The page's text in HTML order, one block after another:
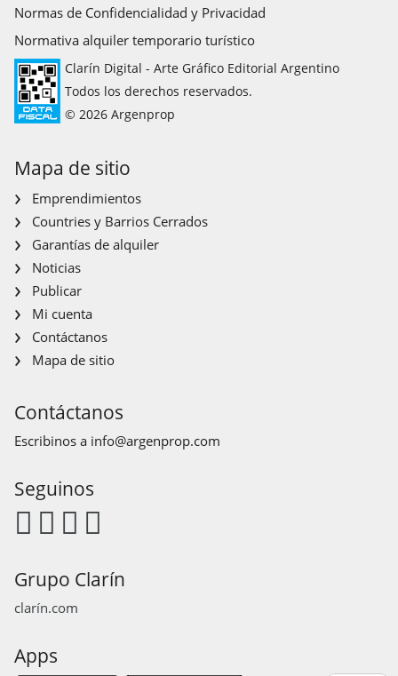
Normas de Confidencialidad y Privacidad
Normativa alquiler temporario turístico
Clarín Digital - Arte Gráfico Editorial Argentino
Todos los derechos reservados.
© 2026 Argenprop
Mapa de sitio
Emprendimientos
Countries y Barrios Cerrados
Garantías de alquiler
Noticias
Publicar
Mi cuenta
Contáctanos
Mapa de sitio
Contáctanos
Escribinos a info@argenprop.com
Seguinos
Grupo Clarín
clarín.com
Apps